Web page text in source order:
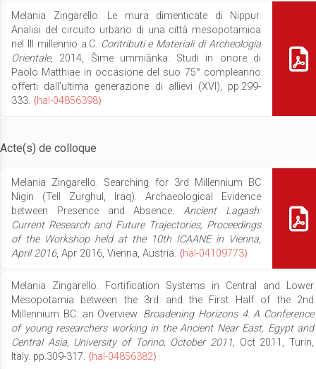
Melania Zingarello. Le mura dimenticate di Nippur.
Analisi del circuito urbano di una città mesopotamica
nel III millennio a.C. Contributi e Materiali di Archeologia
Orientale, 2014, Šime ummiānka. Studi in onore di
Paolo Matthiae in occasione del suo 75° compleanno
offerti dall’ultima generazione di allievi (XVI), pp.299-
333. ⟨hal-04856398⟩
Acte(s) de colloque
Melania Zingarello. Searching for 3rd Millennium BC
Nigin (Tell Zurghul, Iraq). Archaeological Evidence
between Presence and Absence.Ancient Lagash:
Current Research and Future Trajectories, Proceedings
of the Workshop held at the 10th ICAANE in Vienna,
April 2016, Apr 2016, Vienna, Austria. ⟨hal-04109773⟩
Melania Zingarello. Fortification Systems in Central and Lower
Mesopotamia between the 3rd and the First Half of the 2nd
Millennium BC: an Overview. Broadening Horizons 4. A Conference
of young researchers working in the Ancient Near East, Egypt and
Central Asia, University of Torino, October 2011, Oct 2011, Turin,
Italy. pp.309-317. ⟨hal-04856382⟩